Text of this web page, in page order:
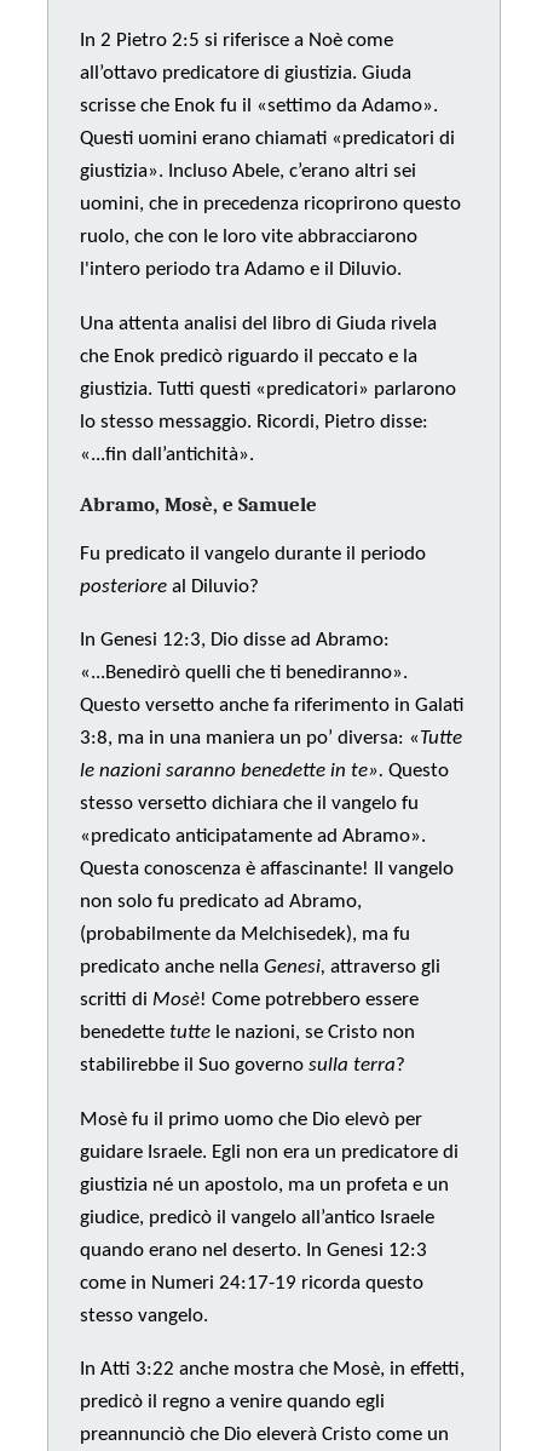
In 2 Pietro 2:5 si riferisce a Noè come
all’ottavo predicatore di giustizia. Giuda
scrisse che Enok fu il «settimo da Adamo».
Questi uomini erano chiamati «predicatori di
giustizia». Incluso Abele, c’erano altri sei
uomini, che in precedenza ricoprirono questo
ruolo, che con le loro vite abbracciarono
l'intero periodo tra Adamo e il Diluvio.
Una attenta analisi del libro di Giuda rivela
che Enok predicò riguardo il peccato e la
giustizia. Tutti questi «predicatori» parlarono
lo stesso messaggio. Ricordi, Pietro disse:
«...fin dall’antichità».
Abramo, Mosè, e Samuele
Fu predicato il vangelo durante il periodo
posteriore al Diluvio?
In Genesi 12:3, Dio disse ad Abramo:
«...Benedirò quelli che ti benediranno».
Questo versetto anche fa riferimento in Galati
3:8, ma in una maniera un po’ diversa: «Tutte
le nazioni saranno benedette in te». Questo
stesso versetto dichiara che il vangelo fu
«predicato anticipatamente ad Abramo».
Questa conoscenza è affascinante! Il vangelo
non solo fu predicato ad Abramo,
(probabilmente da Melchisedek), ma fu
predicato anche nellaGenesi, attraverso gli
scritti di Mosè! Come potrebbero essere
benedettetutte le nazioni, se Cristo non
stabilirebbe il Suo governosulla terra?
Mosè fu il primo uomo che Dio elevò per
guidare Israele. Egli non era un predicatore di
giustizia né un apostolo, ma un profeta e un
giudice, predicò il vangelo all’antico Israele
quando erano nel deserto. In Genesi 12:3
come in Numeri 24:17-19 ricorda questo
stesso vangelo.
In Atti 3:22 anche mostra che Mosè, in effetti,
predicò il regno a venire quando egli
preannunciò che Dio eleverà Cristo come un